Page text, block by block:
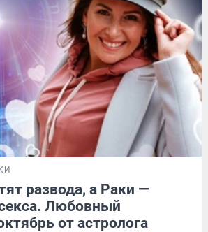
развода, а Раки —
Любовный
от астролога